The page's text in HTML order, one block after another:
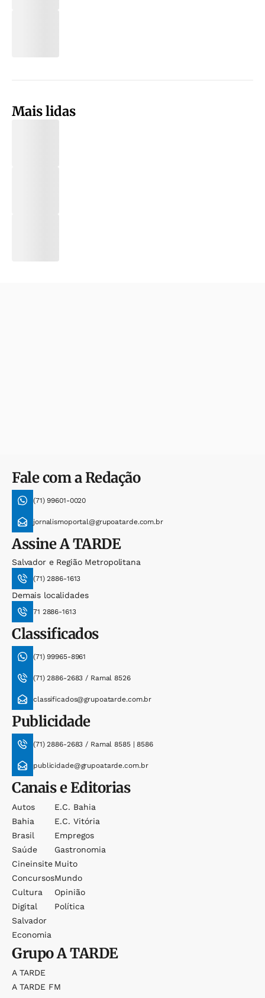
Mais lidas
Fale com a Redação
(71) 99601-0020
jornalismoportal@grupoatarde.com.br
AssineA TARDE
Salvador e Região Metropolitana
(71) 2886-1613
Demais localidades
71 2886-1613
Classificados
(71) 99965-8961
(71) 2886-2683 / Ramal 8526
classificados@grupoatarde.com.br
Publicidade
(71) 2886-2683 / Ramal 8585 | 8586
publicidade@grupoatarde.com.br
Canais e Editorias
Autos
Bahia
Brasil
Saúde
Cineinsite
Concursos
Cultura
Digital
Salvador
Economia
E.c. Bahia
E.c. Vitória
Empregos
Gastronomia
Muito
Mundo
Opinião
Política
GrupoA TARDE
A TARDE
A TARDE FM